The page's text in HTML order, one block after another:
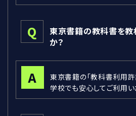
Q
東京書籍の教科書を教
か？
A
東京書籍の「教科書利用許
学校でも安心してご利用い